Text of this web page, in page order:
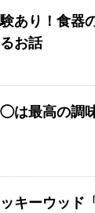
あり！食器
お話
は最高の調
キーウッド